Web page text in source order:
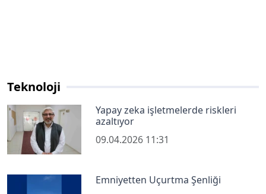
Teknoloji
Yapay zeka işletmelerde riskleri
azaltıyor
09.04.2026 11:31
Emniyetten Uçurtma Şenliği